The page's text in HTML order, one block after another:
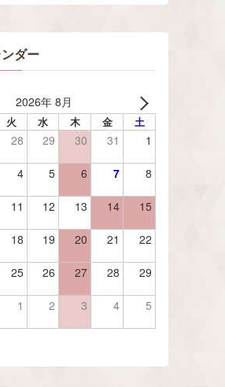
ダー
2026年 8月
火 水 木 金 土
28 29 30 31 1
4 5 6 7 8
11 12 13 14 15
18 19 20 21 22
25 26 27 28 29
1 2 3 4 5